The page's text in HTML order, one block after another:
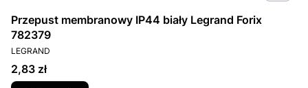
Przepust membranowy IP44 biały Legrand Forix
782379
PRODUCENT
LEGRAND
Cena
2,83 zł